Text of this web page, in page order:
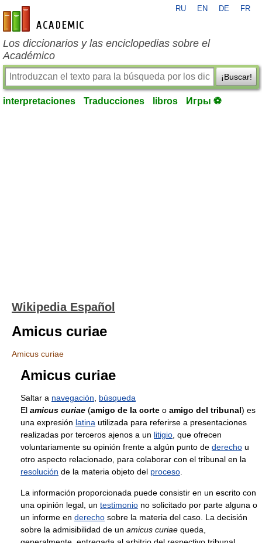
es-academic.com
RU EN DE FR
Los diccionarios y las enciclopedias sobre el
Académico
¡Buscar!
interpretaciones Traducciones libros Игры ⚽
Wikipedia Español
Amicus curiae
Amicus curiae
Amicus curiae
Saltar a navegación
búsqueda
El amicus curiae (amigo de la corte o amigo del tribunal) es
una expresión latina utilizada para referirse a presentaciones
realizadas por terceros ajenos a un litigio , que ofrecen
voluntariamente su opinión frente a algún punto de derecho u
otro aspecto relacionado, para colaborar con el tribunal en la
resolución de la materia objeto del proceso
La información proporcionada puede consistir en un escrito con
una opinión legal, un testimonio no solicitado por parte alguna o
un informe en derecho sobre la materia del caso. La decisión
sobre la admisibilidad de un amicus curiae queda,